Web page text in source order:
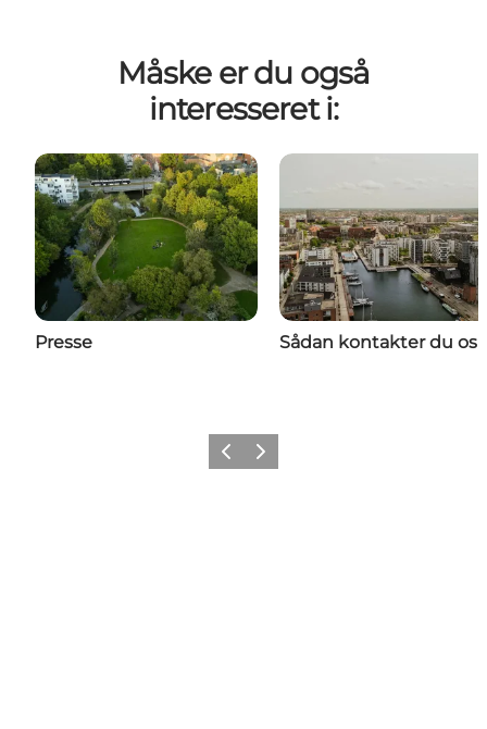
Måske er du også
interesseret i:
Presse Sådan kontakter du os
ForrigeNæste